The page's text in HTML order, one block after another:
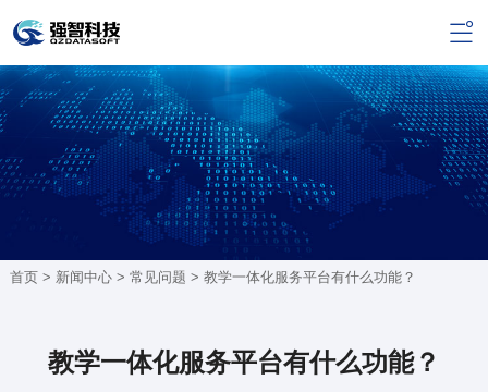
首页 > 新闻中心> 常见问题 > 教学一体化服务平台有什么功能？
教学一体化服务平台有什么功能？